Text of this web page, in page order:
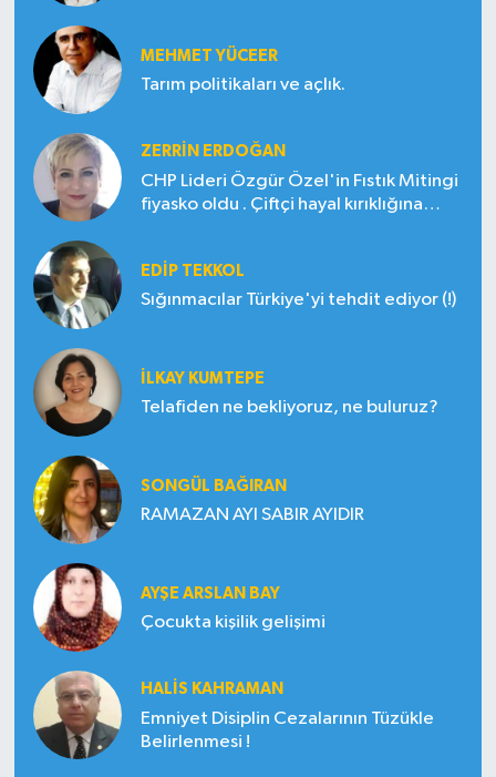
MEHMET YÜCEER
Tarım politikaları ve açlık.
ZERRIN ERDOĞAN
CHP Lideri Özgür Özel'in Fıstık Mitingi
fiyasko oldu . Çiftçi hayal kırıklığına
EDIP TEKKOL
Sığınmacılar Türkiye'yi tehdit ediyor (!)
İLKAY KUMTEPE
Telafiden ne bekliyoruz, ne buluruz?
SONGÜL BAĞIRAN
RAMAZAN AYI SABIR AYIDIR
AYŞE ARSLAN BAY
Çocukta kişilik gelişimi
HALIS KAHRAMAN
Emniyet Disiplin Cezalarının Tüzükle
Belirlenmesi !